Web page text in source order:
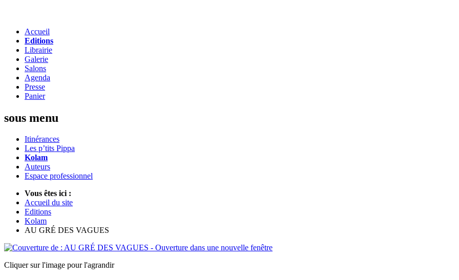
Accueil
Editions
Librairie
Galerie
Salons
Agenda
Presse
Panier
sous menu
Itinérances
Les p’tits Pippa
Kolam
Auteurs
Espace professionnel
Vous êtes ici :
Accueil du site
Editions
Kolam
AU GRÉ DES VAGUES
Cliquer sur l'image pour l'agrandir